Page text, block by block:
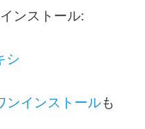
ンストール:
シ
ンインストールも